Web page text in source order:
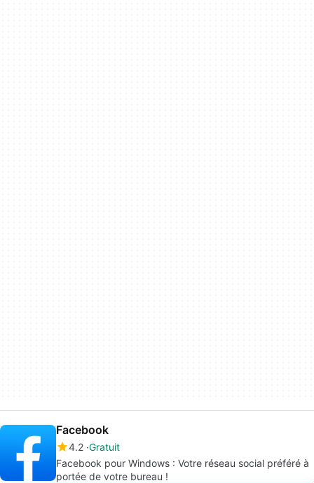
Facebook
4.2 Gratuit
Facebook pour Windows : Votre réseau social préféré à
portée de votre bureau !